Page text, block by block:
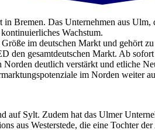
Bremen. Das Unternehmen aus
Wachstum.
im deutschen Markt und gehört
gesamtdeutschen Markt. Ab
deutlich verstärkt und etliche
im Norden weiter
Sylt. Zudem hat das Ulmer
aus Westerstede, die eine Tochter